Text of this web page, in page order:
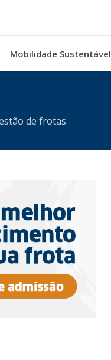
Mobilidade Sustentável
de frotas